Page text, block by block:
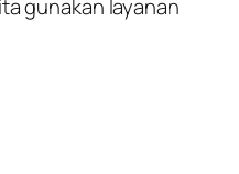
gunakan layanan